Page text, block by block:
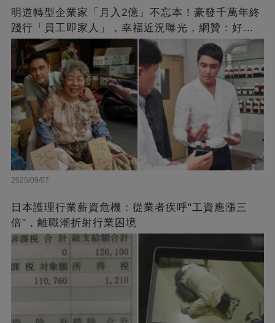
明道轉型企業家「月入2億」不忘本！豪發千萬年終
踐行「員工即家人」，幸福近況曝光，網贊：好老
闆的福報
2025/09/07
日本護理行業薪資危機：從業者疾呼"工資應漲三
倍"，離職潮折射行業困境